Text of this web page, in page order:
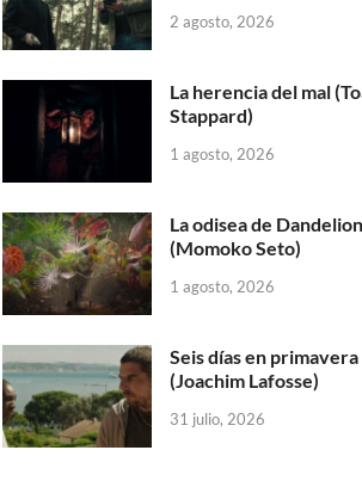
2 agosto, 2026
La herencia del mal
Stappard)
1 agosto, 2026
La odisea de Dandelion
(Momoko Seto)
1 agosto, 2026
Seis días en primavera
(Joachim Lafosse)
31 julio, 2026